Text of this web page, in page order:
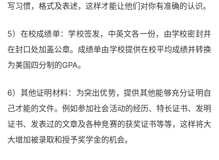
写习惯，格式及表述，这样才能让他们对你有准确的认识。
5）在校成绩单：学校签发，中英文各一份，由学校密封并
在封口处加盖公章。成绩单由学校提供在校平均成绩并转换
为美国四分制的GPA。
6）其他证明材料：为突出优势，提供其他能够充分证明自
己才能的文件。例如参加社会活动的经历、特长证书、发明
证书、发表过的文章及各种竞赛的获奖证书等等，这样将大
大增加被录取和授予奖学金的机会。